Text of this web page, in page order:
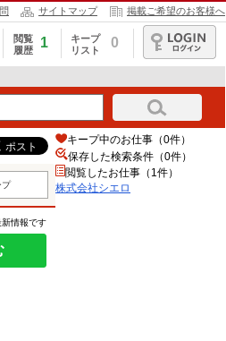
サイトマップ 掲載ご希望のお客様へ
閲覧
履歴
1
キープ
リスト
0
ログイン
プ
情報です
キープ中のお仕事（0件）
保存した検索条件（0件）
閲覧したお仕事（1件）
株式会社シエロ